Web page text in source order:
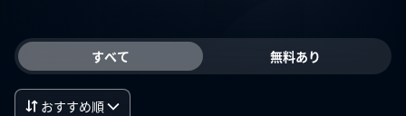
すべて 無料あり
おすすめ順